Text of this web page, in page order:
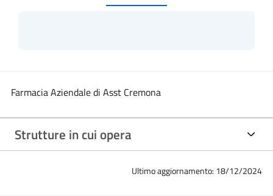
Farmacia Aziendale di Asst Cremona
Strutture in cui opera
Ultimo aggiornamento: 18/12/2024